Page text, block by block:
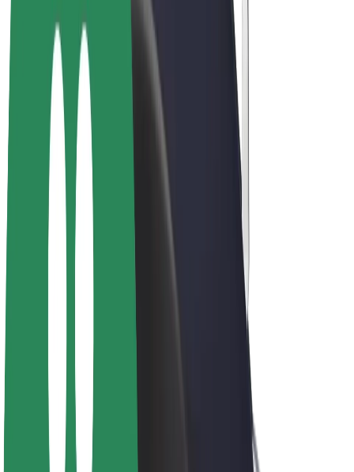
Bolt Food
Bolt Drive
Bolt ბიზნესისთვის
ელ. ბაიკი
Bolt Plus
გამოიმუშავე Bolt-თან ერთად
მძღოლები
მძღოლის შემოსავლები
კომპანია
ვაკანსიები
Bolt-ის შესახებ